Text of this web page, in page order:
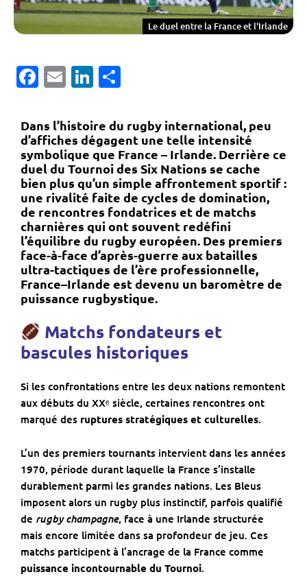
Le duel entre la France et l'Irlande
Facebook
EmailLinkedIn
Dans l’histoire du rugby international, peu
d’affiches dégagent une telle intensité
symbolique que France – Irlande. Derrière ce
duel du Tournoi des Six Nations se cache
bien plus qu’un simple affrontement sportif :
une rivalité faite de cycles de domination,
de rencontres fondatrices et de matchs
charnières qui ont souvent redéfini
l’équilibre du rugby européen. Des premiers
face-à-face d’après-guerre aux batailles
ultra-tactiques de l’ère professionnelle,
France–Irlande est devenu un baromètre de
puissance rugbystique.
Matchs fondateurs et
bascules historiques
Si les confrontations entre les deux nations remontent
aux débuts du XXᵉ siècle, certaines rencontres ont
marqué des ruptures stratégiques et culturelles.
L’un des premiers tournants intervient dans les années
1970, période durant laquelle la France s’installe
durablement parmi les grandes nations. Les Bleus
imposent alors un rugby plus instinctif, parfois qualifié
de rugby champagne, face à une Irlande structurée
mais encore limitée dans sa profondeur de jeu. Ces
matchs participent à l’ancrage de la France comme
puissance incontournable du Tournoi.